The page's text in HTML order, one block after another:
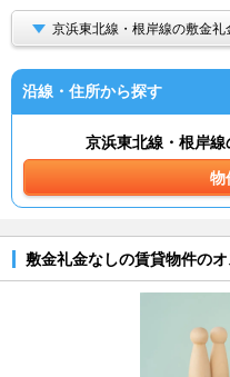
京浜東北線・根岸線の敷金
沿線・住所から探す
京浜東北線・根岸
物
敷金礼金なしの賃貸物件の